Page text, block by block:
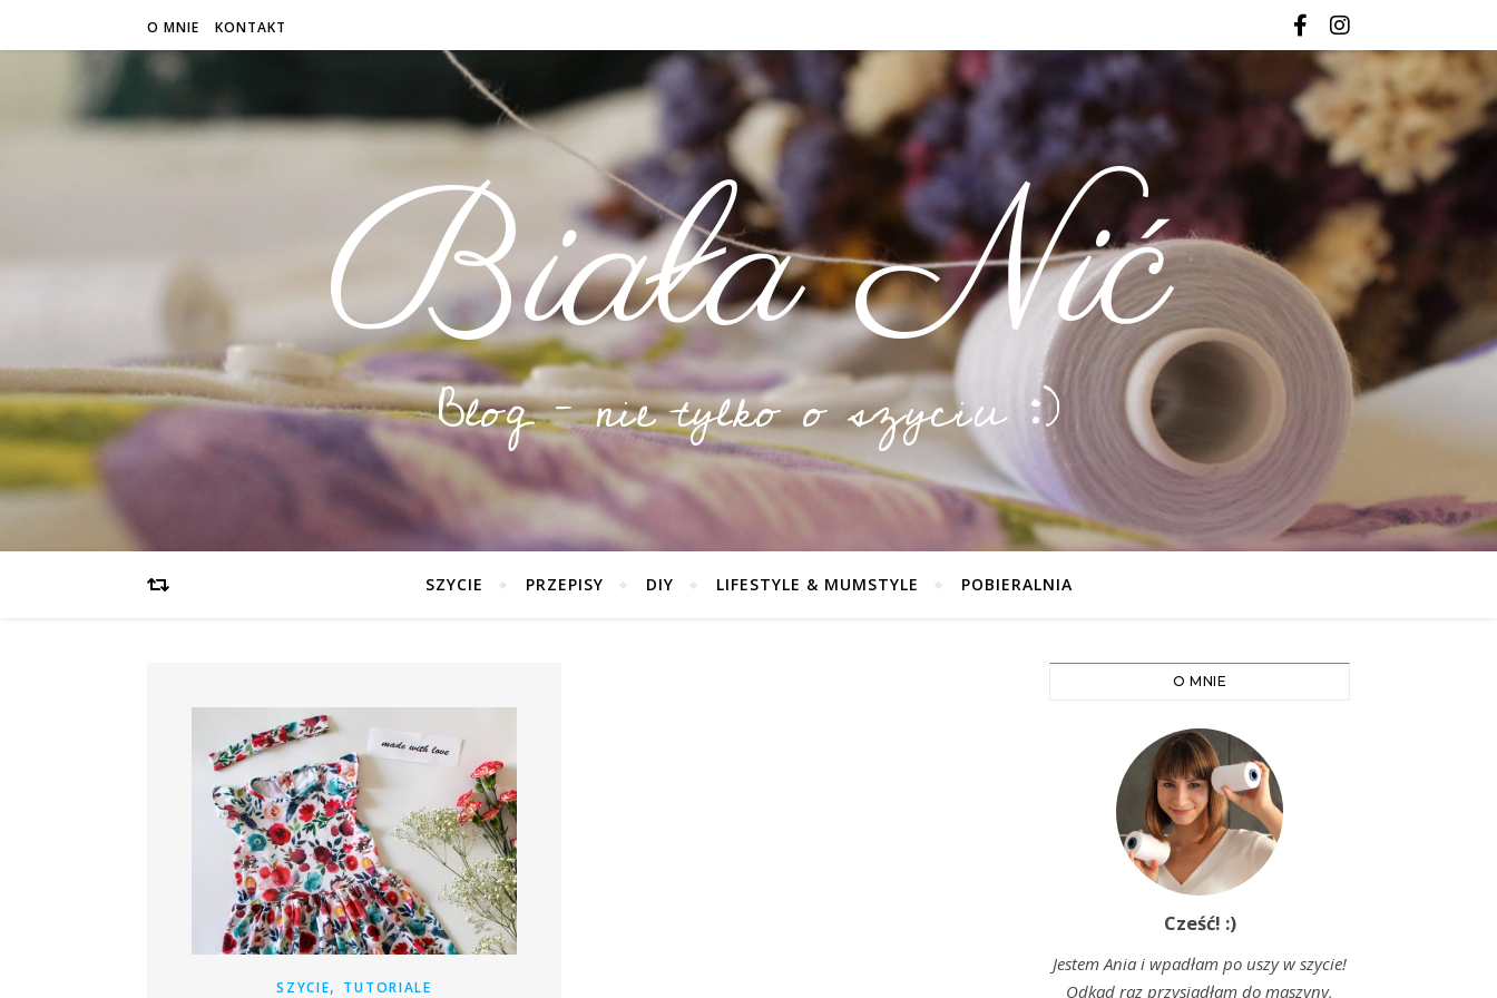
O MNIE KONTAKT
Biała Nić
Blog – nie tylko o szyciu :)
SZYCIE PRZEPISY DIY LIFESTYLE & MUMSTYLE POBIERALNIA
SZYCIE, TUTORIALE
O MNIE
Cześć! :)
Jestem Ania i wpadłam po uszy w szycie!
Odkąd raz przysiadłam do maszyny,